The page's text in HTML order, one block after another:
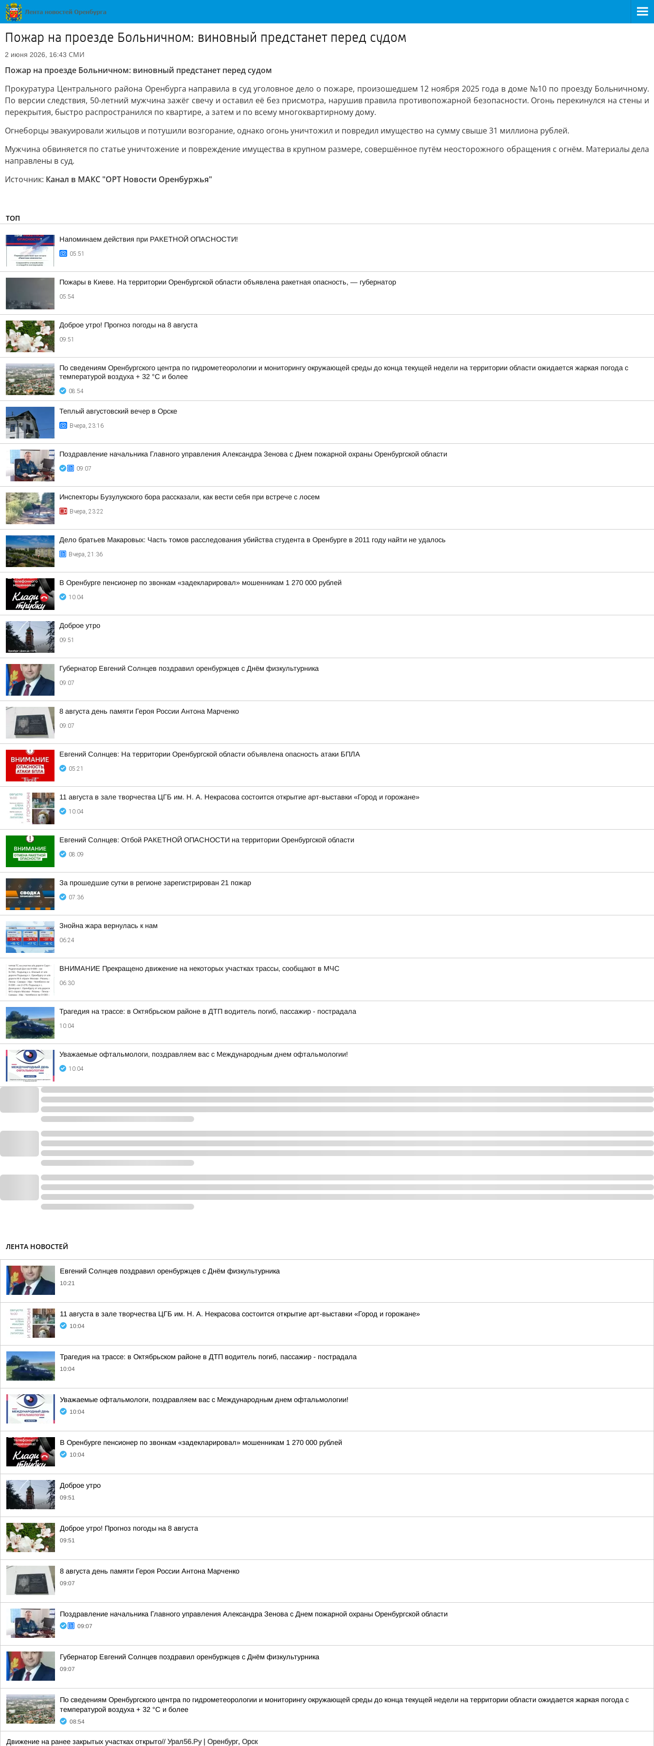
Пожар на проезде Больничном: виновный предстанет перед судом
2 июня 2026, 16:43 СМИ
Пожар на проезде Больничном: виновный предстанет перед судом
Прокуратура Центрального района Оренбурга направила в суд уголовное дело о пожаре, произошедшем 12 ноября 2025 года в доме №10 по проезду Больничному.
По версии следствия, 50-летний мужчина зажёг свечу и оставил её без присмотра, нарушив правила противопожарной безопасности. Огонь перекинулся на стены и
перекрытия, быстро распространился по квартире, а затем и по всему многоквартирному дому.
Огнеборцы эвакуировали жильцов и потушили возгорание, однако огонь уничтожил и повредил имущество на сумму свыше 31 миллиона рублей.
Мужчина обвиняется по статье уничтожение и повреждение имущества в крупном размере, совершённое путём неосторожного обращения с огнём. Материалы дела
направлены в суд.
Источник: Канал в МАКС "ОРТ Новости Оренбуржья"
ТОП
Напоминаем действия при РАКЕТНОЙ ОПАСНОСТИ!
05:51
Пожары в Киеве. На территории Оренбургской области объявлена ракетная опасность, — губернатор
05:54
Доброе утро! Прогноз погоды на 8 августа
09:51
По сведениям Оренбургского центра по гидрометеорологии и мониторингу окружающей среды до конца текущей недели на территории области ожидается жаркая погода с
температурой воздуха + 32 °C и более
08:54
Теплый августовский вечер в Орске
Вчера, 23:16
Поздравление начальника Главного управления Александра Зенова с Днем пожарной охраны Оренбургской области
09:07
Инспекторы Бузулукского бора рассказали, как вести себя при встрече с лосем
Вчера, 23:22
Дело братьев Макаровых: Часть томов расследования убийства студента в Оренбурге в 2011 году найти не удалось
Вчера, 21:36
В Оренбурге пенсионер по звонкам «задекларировал» мошенникам 1 270 000 рублей
10:04
Доброе утро
09:51
Губернатор Евгений Солнцев поздравил оренбуржцев с Днём физкультурника
09:07
8 августа день памяти Героя России Антона Марченко
09:07
Евгений Солнцев: На территории Оренбургской области объявлена опасность атаки БПЛА
05:21
11 августа в зале творчества ЦГБ им. Н. А. Некрасова состоится открытие арт-выставки «Город и горожане»
10:04
Евгений Солнцев: Отбой РАКЕТНОЙ ОПАСНОСТИ на территории Оренбургской области
08:09
За прошедшие сутки в регионе зарегистрирован 21 пожар
07:36
Знойна жара вернулась к нам
06:24
ВНИМАНИЕ Прекращено движение на некоторых участках трассы, сообщают в МЧС
06:30
Трагедия на трассе: в Октябрьском районе в ДТП водитель погиб, пассажир - пострадала
10:04
Уважаемые офтальмологи, поздравляем вас с Международным днем офтальмологии!
10:04
ЛЕНТА НОВОСТЕЙ
Евгений Солнцев поздравил оренбуржцев с Днём физкультурника
10:21
11 августа в зале творчества ЦГБ им. Н. А. Некрасова состоится открытие арт-выставки «Город и горожане»
10:04
Трагедия на трассе: в Октябрьском районе в ДТП водитель погиб, пассажир - пострадала
10:04
Уважаемые офтальмологи, поздравляем вас с Международным днем офтальмологии!
10:04
В Оренбурге пенсионер по звонкам «задекларировал» мошенникам 1 270 000 рублей
10:04
Доброе утро
09:51
Доброе утро! Прогноз погоды на 8 августа
09:51
8 августа день памяти Героя России Антона Марченко
09:07
Поздравление начальника Главного управления Александра Зенова с Днем пожарной охраны Оренбургской области
09:07
Губернатор Евгений Солнцев поздравил оренбуржцев с Днём физкультурника
09:07
По сведениям Оренбургского центра по гидрометеорологии и мониторингу окружающей среды до конца текущей недели на территории области ожидается жаркая погода с
температурой воздуха + 32 °C и более
08:54
Движение на ранее закрытых участках открыто// Урал56.Ру | Оренбург, Орск